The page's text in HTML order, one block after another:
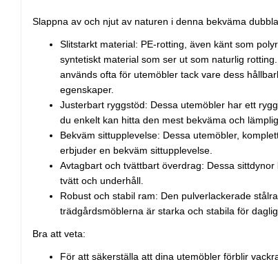
Slappna av och njut av naturen i denna bekväma
Slitstarkt material: PE-rotting, även känt som
syntetiskt material som ser ut som naturlig
används ofta för utemöbler tack vare dess
egenskaper.
Justerbart ryggstöd: Dessa utemöbler har ett
du enkelt kan hitta den mest bekväma och
Bekväm sittupplevelse: Dessa utemöbler,
erbjuder en bekväm sittupplevelse.
Avtagbart och tvättbart överdrag: Dessa
tvätt och underhåll.
Robust och stabil ram: Den pulverlackerade
trädgårdsmöblerna är starka och stabila för
Bra att veta:
För att säkerställa att dina utemöbler förblir